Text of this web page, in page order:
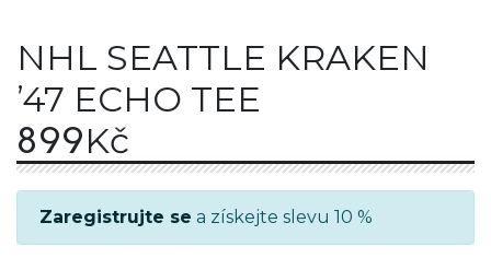
NHL SEATTLE KRAKEN
’47 ECHO TEE
899Kč
Zaregistrujte se a získejte slevu 10 %